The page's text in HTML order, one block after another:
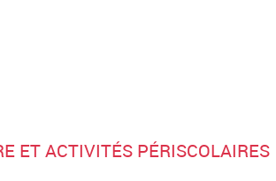
ET ACTIVITÉS PÉRISCOLAIRES